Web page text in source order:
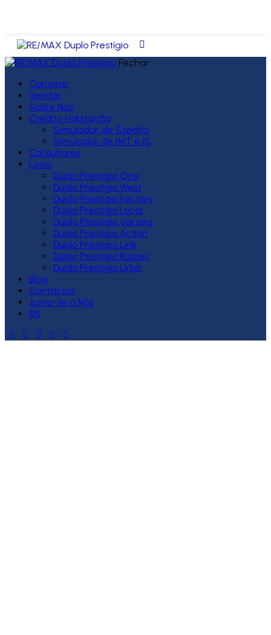
Fechar
Comprar
Vender
Sobre Nós
Crédito Habitação
Simulador de Crédito
Simulador de IMT e IS
Consultores
Lojas
Duplo Prestígio One
Duplo Prestígio West
Duplo Prestígio Factory
Duplo Prestígio Local
Duplo Prestígio Várzea
Duplo Prestígio Action
Duplo Prestígio Link
Duplo Prestígio Raízes
Duplo Prestígio Urbis
Blog
Contactos
Junta-te a Nós
EN